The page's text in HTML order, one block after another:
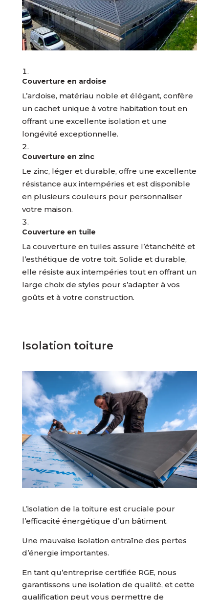
Couverture en ardoise
L’ardoise, matériau noble et élégant, confère
un cachet unique à votre habitation tout en
offrant une excellente isolation et une
longévité exceptionnelle.
Couverture en zinc
Le zinc, léger et durable, offre une excellente
résistance aux intempéries et est disponible
en plusieurs couleurs pour personnaliser
votre maison.
Couverture en tuile
La couverture en tuiles assure l’étanchéité et
l’esthétique de votre toit. Solide et durable,
elle résiste aux intempéries tout en offrant un
large choix de styles pour s’adapter à vos
goûts et à votre construction.
Isolation toiture
L’isolation de la toiture est cruciale pour
l’efficacité énergétique d’un bâtiment.
Une mauvaise isolation entraîne des pertes
d’énergie importantes.
En tant qu’entreprise certifiée RGE, nous
garantissons une isolation de qualité, et cette
qualification peut vous permettre de